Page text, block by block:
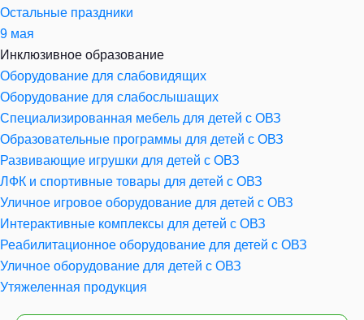
Остальные праздники
9 мая
Инклюзивное образование
Оборудование для слабовидящих
Оборудование для слабослышащих
Специализированная мебель для детей с ОВЗ
Образовательные программы для детей с ОВЗ
Развивающие игрушки для детей с ОВЗ
ЛФК и спортивные товары для детей с ОВЗ
Уличное игровое оборудование для детей с ОВЗ
Интерактивные комплексы для детей с ОВЗ
Реабилитационное оборудование для детей с ОВЗ
Уличное оборудование для детей с ОВЗ
Утяжеленная продукция